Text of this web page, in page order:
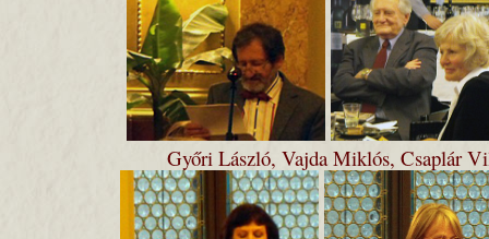
Győri László, Vajda Miklós, Csaplár